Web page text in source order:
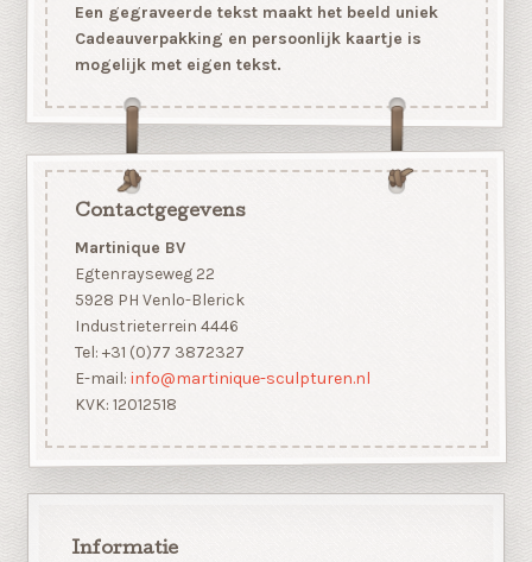
Een gegraveerde tekst maakt het beeld uniek
Cadeauverpakking en persoonlijk kaartje is
mogelijk met eigen tekst.
Contactgegevens
Martinique BV
Egtenrayseweg 22
5928 PH Venlo-Blerick
Industrieterrein 4446
Tel: +31 (0)77 3872327
E-mail: info@martinique-sculpturen.nl
KVK: 12012518
Informatie